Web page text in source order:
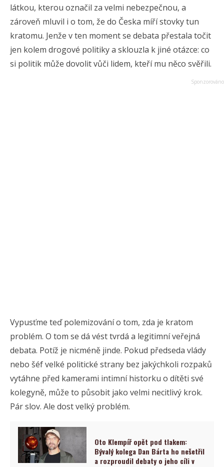
látkou, kterou označil za velmi nebezpečnou, a
zároveň mluvil i o tom, že do Česka míří stovky tun
kratomu. Jenže v ten moment se debata přestala točit
jen kolem drogové politiky a sklouzla k jiné otázce: co
si politik může dovolit vůči lidem, kteří mu něco svěřili.
Vypusťme teď polemizování o tom, zda je kratom
problém. O tom se dá vést tvrdá a legitimní veřejná
debata. Potíž je nicméně jinde. Pokud předseda vlády
nebo šéf velké politické strany bez jakýchkoli rozpaků
vytáhne před kamerami intimní historku o dítěti své
kolegyně, může to působit jako velmi necitlivý krok.
Pár slov. Ale dost velký problém.
Oto Klempíř opět pod tlakem:
Bývalý kolega Dan Bárta ho nešetřil
a rozproudil debaty o jeho cíli v